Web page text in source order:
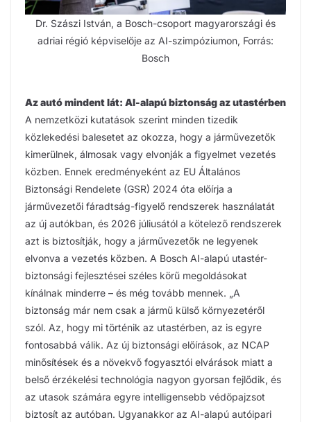
Dr. Szászi István, a Bosch-csoport magyarországi és
adriai régió képviselője az AI-szimpóziumon, Forrás:
Bosch
Az autó mindent lát: AI-alapú biztonság az utastérben
A nemzetközi kutatások szerint minden tizedik
közlekedési balesetet az okozza, hogy a járművezetők
kimerülnek, álmosak vagy elvonják a figyelmet vezetés
közben. Ennek eredményeként az EU Általános
Biztonsági Rendelete (GSR) 2024 óta előírja a
járművezetői fáradtság-figyelő rendszerek használatát
az új autókban, és 2026 júliusától a kötelező rendszerek
azt is biztosítják, hogy a járművezetők ne legyenek
elvonva a vezetés közben. A Bosch AI-alapú utastér-
biztonsági fejlesztései széles körű megoldásokat
kínálnak minderre – és még tovább mennek. „A
biztonság már nem csak a jármű külső környezetéről
szól. Az, hogy mi történik az utastérben, az is egyre
fontosabbá válik. Az új biztonsági előírások, az NCAP
minősítések és a növekvő fogyasztói elvárások miatt a
belső érzékelési technológia nagyon gyorsan fejlődik, és
az utasok számára egyre intelligensebb védőpajzsot
biztosít az autóban. Ugyanakkor az AI-alapú autóipari